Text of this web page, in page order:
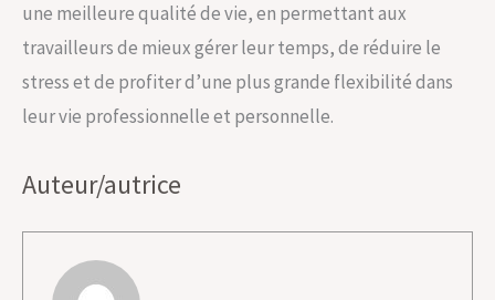
une meilleure qualité de vie, en permettant aux
travailleurs de mieux gérer leur temps, de réduire le
stress et de profiter d’une plus grande flexibilité dans
leur vie professionnelle et personnelle.
Auteur/autrice